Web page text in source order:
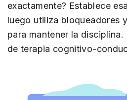
exactamente? Establece
luego utiliza bloqueadores
para mantener la
de terapia cognitivo-